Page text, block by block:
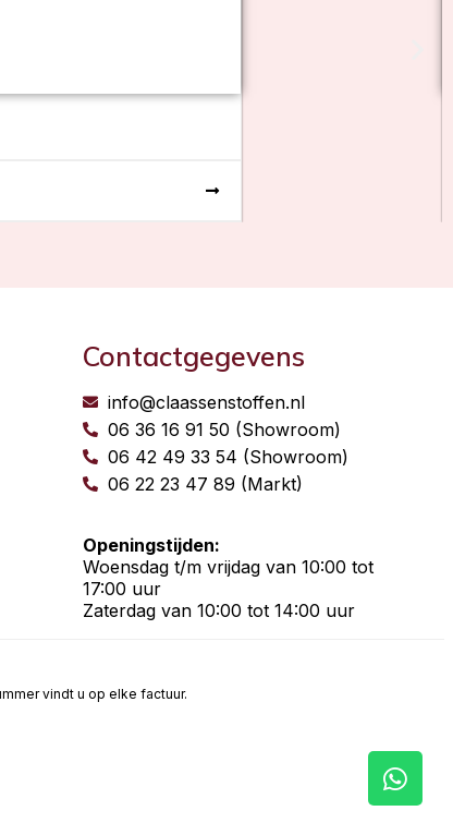
Contactgegevens
info@claassenstoffen.nl
06 36 16 91 50 (Showroom)
06 42 49 33 54 (Showroom)
06 22 23 47 89 (Markt)
Openingstijden:
Woensdag t/m vrijdag van 10:00 tot
17:00 uur
Zaterdag van 10:00 tot 14:00 uur
vindt u op elke factuur.